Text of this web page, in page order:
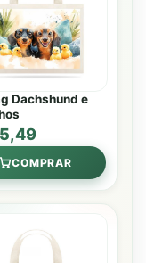
Dachshund e
COMPRAR